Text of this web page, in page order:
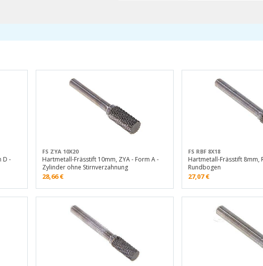
D -
FS ZYA 10X20
Hartmetall-Frässtift 10mm, ZYA - Form A -
Zylinder ohne Stirnverzahnung
28,66€
FS RBF 8X18
Hartmetall-Frässtift 8mm,
Rundbogen
27,07€